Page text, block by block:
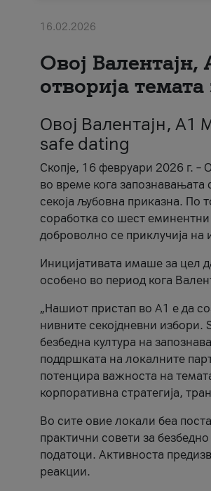
16.02.2026
Овој
отворија
Овој Валентајн, A1
safe dating
Скопје, 16 февруари 2026 г.
во време кога запознавањата
секоја љубовна приказна. По
соработка со шест
доброволно се приклучија на
Иницијативата имаше за цел
особено во период кога
„Нашиот пристап во А1 е да
нивните секојдневни
безбедна култура на
поддршката на локалните
потенцира важноста на
корпоративна стратегија,
Во сите овие локали беа
практични совети за
податоци. Активноста
реакции.